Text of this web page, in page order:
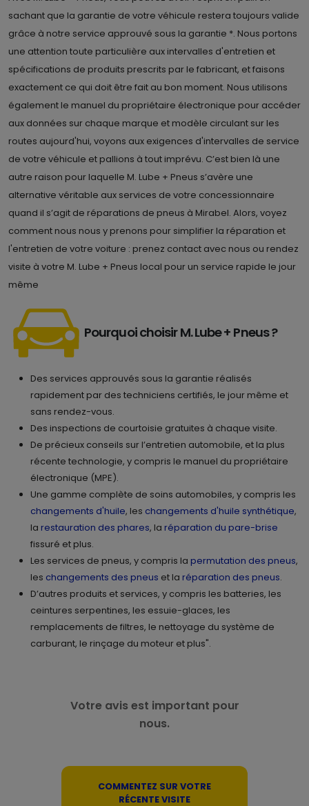
sachant que la garantie de votre véhicule restera toujours valide
grâce à notre service approuvé sous la garantie *. Nous portons
une attention toute particulière aux intervalles d'entretien et
spécifications de produits prescrits par le fabricant, et faisons
exactement ce qui doit être fait au bon moment. Nous utilisons
également le manuel du propriétaire électronique pour accéder
aux données sur chaque marque et modèle circulant sur les
routes aujourd'hui, voyons aux exigences d'intervalles de service
de votre véhicule et pallions à tout imprévu. C’est bien là une
autre raison pour laquelle M. Lube + Pneus s’avère une
alternative véritable aux services de votre concessionnaire
quand il s’agit de réparations de pneus à Mirabel. Alors, voyez
comment nous nous y prenons pour simplifier la réparation et
l'entretien de votre voiture : prenez contact avec nous ou rendez
visite à votre M. Lube + Pneus local pour un service rapide le jour
même
Pourquoi choisir M. Lube + Pneus ?
Des services approuvés sous la garantie réalisés
rapidement par des techniciens certifiés, le jour même et
sans rendez-vous.
Des inspections de courtoisie gratuites à chaque visite.
De précieux conseils sur l’entretien automobile, et la plus
récente technologie, y compris le manuel du propriétaire
électronique (MPE).
Une gamme complète de soins automobiles, y compris les
changements d'huile, les changements d'huile synthétique,
la restauration des phares, la réparation du pare-brise
fissuré et plus.
Les services de pneus, y compris la permutation des pneus,
les changements des pneus et la réparation des pneus.
D’autres produits et services, y compris les batteries, les
ceintures serpentines, les essuie-glaces, les
remplacements de filtres, le nettoyage du système de
carburant, le rinçage du moteur et plus".
Votre avis est important pour
nous.
COMMENTEZ SUR VOTRE
RÉCENTE VISITE